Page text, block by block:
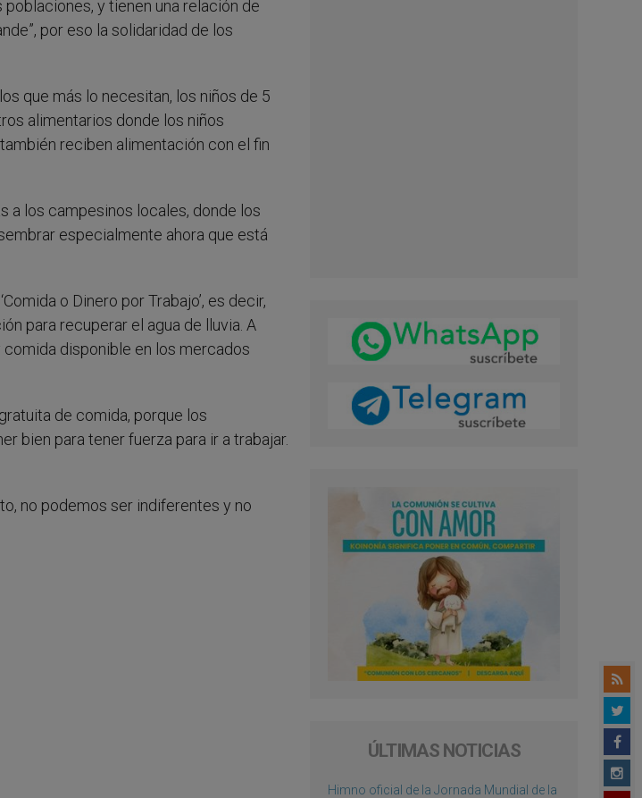
y tienen una relación de
por eso la solidaridad de los
que más lo necesitan, los niños de 5
alimentarios donde los niños
reciben alimentación con el fin
a los campesinos locales, donde los
especialmente ahora que está
o Dinero por Trabajo’, es decir,
para recuperar el agua de lluvia. A
disponible en los mercados
de comida, porque los
bien para tener fuerza para ir a trabajar.
no podemos ser indiferentes y no
ÚLTIMAS NOTICIAS
Himno oficial de la Jornada Mundial de la